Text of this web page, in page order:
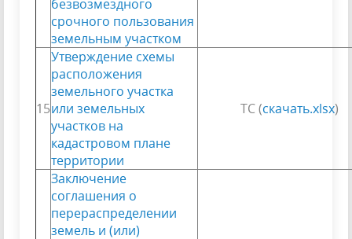
безвозмездного
срочного пользования
земельным участком
15
Утверждение схемы
расположения
земельного участка
или земельных
участков на
кадастровом плане
территории
ТС (скачать.xlsx)
Заключение
соглашения о
перераспределении
земель и (или)